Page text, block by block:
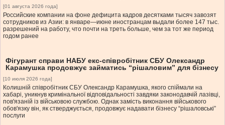
[01 августа 2026 года]
Российские компании на фоне дефицита кадров десятками тысяч завозят
сотрудников из Азии: в январе—июне иностранцам выдали более 147 тыс.
разрешений на работу, что почти на треть больше, чем за тот же период
годом ранее
Фігурант справи НАБУ екс-співробітник СБУ Олександр
Карамушка продовжує займатись “рішаловим” для бізнесу
[10 июля 2026 года]
Колишній співробітник СБУ Олександр Карамушка, якого спіймали на
хабарі, уникнув кримінальної відповідальності завдяки законодавчій лазівці,
пов'язаній із військовою службою. Однак замість виконання військового
обов'язку він, як стверджується, продовжує надавати бізнесу “рішаловські”
послуги